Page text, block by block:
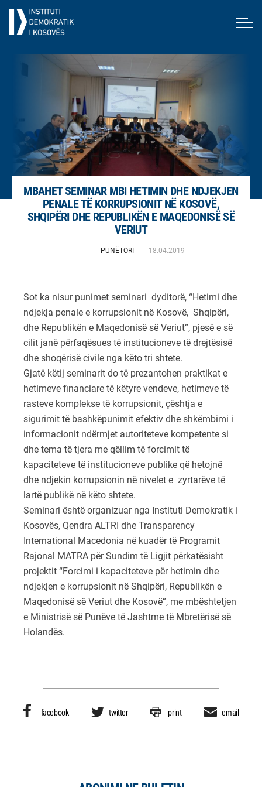
MBAHET SEMINAR MBI HETIMIN DHE NDJEKJEN
PENALE TË KORRUPSIONIT NË KOSOVË,
SHQIPËRI DHE REPUBLIKËN E MAQEDONISË SË
VERIUT
PUNËTORI 18.04.2019
Sot ka nisur punimet seminari dyditorë, “Hetimi dhe
ndjekja penale e korrupsionit në Kosovë, Shqipëri,
dhe Republikën e Maqedonisë së Veriut”, pjesë e së
cilit janë përfaqësues të institucioneve të drejtësisë
dhe shoqërisë civile nga këto tri shtete.
Gjatë këtij seminarit do të prezantohen praktikat e
hetimeve financiare të këtyre vendeve, hetimeve të
rasteve komplekse të korrupsionit, çështja e
sigurimit të bashkëpunimit efektiv dhe shkëmbimi i
informacionit ndërmjet autoriteteve kompetente si
dhe tema të tjera me qëllim të forcimit të
kapaciteteve të institucioneve publike që hetojnë
dhe ndjekin korrupsionin në nivelet e zyrtarëve të
lartë publikë në këto shtete.
Seminari është organizuar nga Instituti Demokratik i
Kosovës, Qendra ALTRI dhe Transparency
International Macedonia në kuadër të Programit
Rajonal MATRA për Sundim të Ligjit përkatësisht
projektit “Forcimi i kapaciteteve për hetimin dhe
ndjekjen e korrupsionit në Shqipëri, Republikën e
Maqedonisë së Veriut dhe Kosovë”, me mbështetjen
e Ministrisë së Punëve të Jashtme të Mbretërisë së
Holandës.
facebook twitter print email